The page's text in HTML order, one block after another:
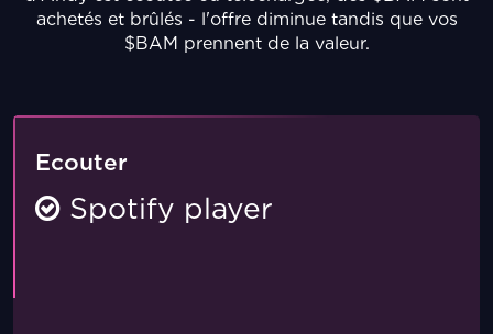
achetés et brûlés - l'offre diminue tandis que vos
$BAM prennent de la valeur.
Ecouter
Spotify player